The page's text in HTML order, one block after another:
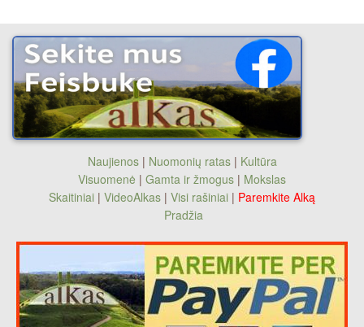
Naujienos| Nuomonių ratas| Kultūra
Visuomenė | Gamta ir žmogus | Mokslas
Skaitiniai | VideoAlkas | Visi rašiniai | Paremkite Alką
Pradžia